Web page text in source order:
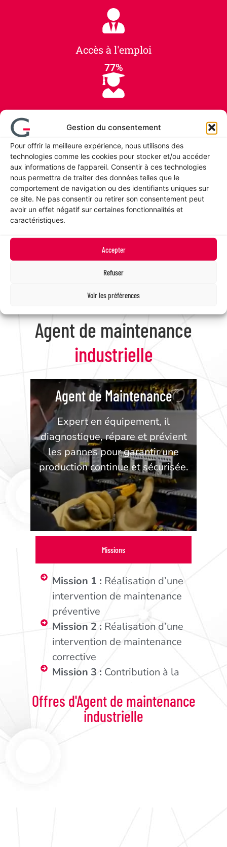
Gestion du consentement
Pour offrir la meilleure expérience, nous utilisons des
technologies comme les cookies pour stocker et/ou accéder
aux informations de l’appareil. Consentir à ces technologies
nous permettra de traiter des données telles que le
comportement de navigation ou des identifiants uniques sur
ce site. Ne pas consentir ou retirer son consentement peut
avoir un effet négatif sur certaines fonctionnalités et
caractéristiques.
Accepter
Refuser
Voir les préférences
Accès à l'emploi
77%
Obtention de diplôme
94%
Nombre de contrats
30
Personnel féminin
30%
Agent de maintenance
industrielle
Agent de Maintenance
Expert en équipement, il
diagnostique, répare et prévient
les pannes pour garantir une
production continue et sécurisée.
Missions
Mission 1 : Réalisation d’une
intervention de maintenance
préventive
Mission 2 : Réalisation d’une
intervention de maintenance
corrective
Mission 3 : Contribution à la
Voir fiche métier
Offres d'Agent de maintenance
industrielle